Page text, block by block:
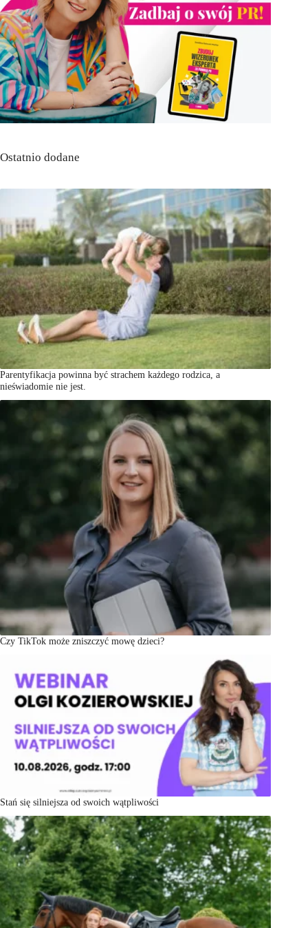
Ostatnio dodane
Parentyfikacja powinna być strachem każdego rodzica, a
nieświadomie nie jest.
Czy TikTok może zniszczyć mowę dzieci?
Stań się silniejsza od swoich wątpliwości